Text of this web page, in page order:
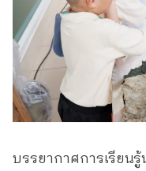
บรรยากาศการเรียน